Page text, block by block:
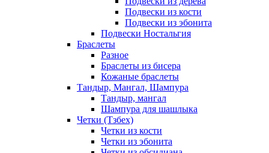
Подвески из кости
Подвески из эбонита
Подвески Ностальгия
Браслеты
Разное
Браслеты из бисера
Кожаные браслеты
Тандыр, Мангал, Шампура
Тандыр, мангал
Шампура для шашлыка
Четки (Тзбех)
Четки из кости
Четки из эбонита